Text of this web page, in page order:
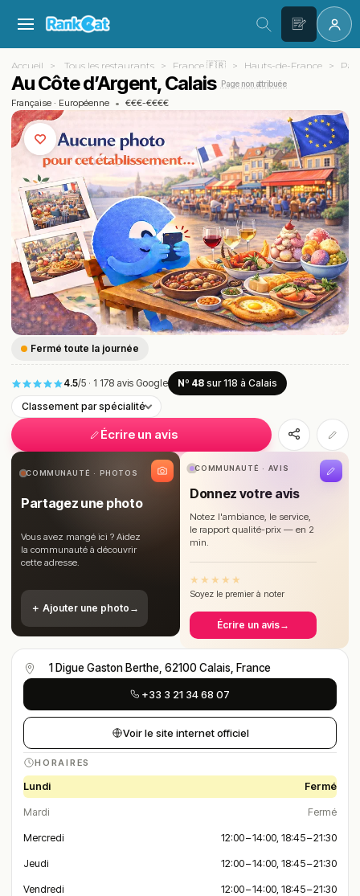
Accueil Tous les restaurants France 🇫🇷 Hauts-de-France
Au Côte d’Argent, Calais Page non attribuée
Française · Européenne • €€€-€€€€
Fermé toute la journée
4.5/5 · 1 178 avis Google Nº 48 sur 118 à Calais
Classement par spécialité
Écrire un avis
COMMUNAUTÉ · PHOTOS
Partagez une photo
Vous avez mangé ici ? Aidez
la communauté à découvrir
cette adresse.
＋ Ajouter une photo →
COMMUNAUTÉ · AVIS
Donnez votre avis
Notez l'ambiance, le service,
le rapport qualité-prix — en 2
min.
★ ★ ★ ★ ★
Soyez le premier à noter
Écrire un avis→
1 Digue Gaston Berthe, 62100 Calais, France
+33 3 21 34 68 07
Voir le site internet officiel
HORAIRES
Lundi Fermé
Mardi Fermé
Mercredi 12:00 – 14:00, 18:45 – 21:30
Jeudi 12:00 – 14:00, 18:45 – 21:30
Vendredi 12:00 – 14:00, 18:45 – 21:30